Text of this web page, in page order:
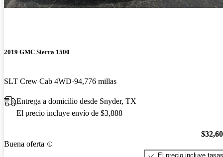
2019 GMC Sierra 1500
SLT Crew Cab 4WD 94,776 millas
Entrega a domicilio desde Snyder, TX
El precio incluye envío de $3,888
Buena oferta
El precio incluye tasas